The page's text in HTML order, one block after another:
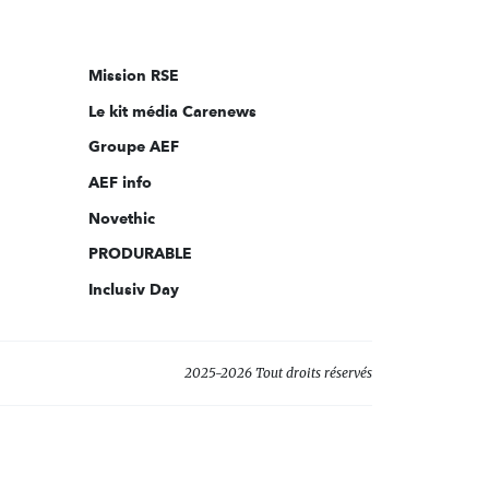
sur:
Mission RSE
Le kit média Carenews
Groupe AEF
AEF info
Novethic
PRODURABLE
Inclusiv Day
2025-2026 Tout droits réservés
Personnalisez vos préférences pour